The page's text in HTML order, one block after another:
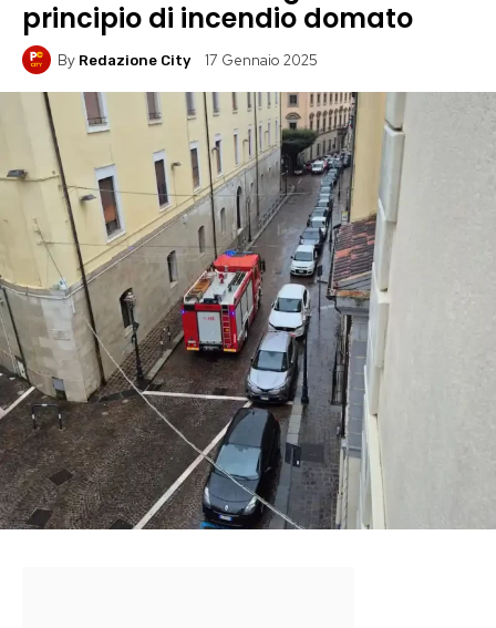
principio di incendio domato
By Redazione City 17 Gennaio 2025